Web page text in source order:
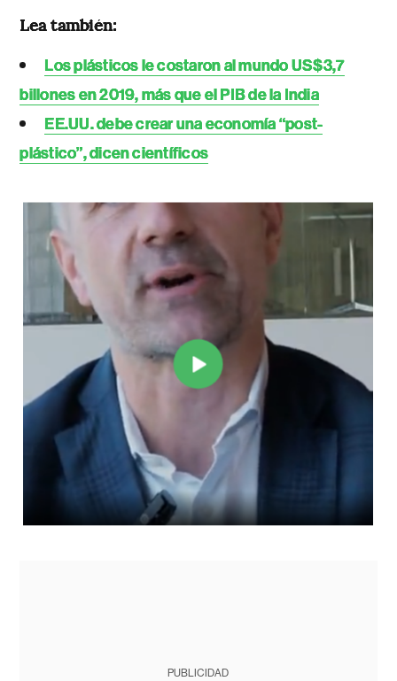
Lea también:
Los plásticos le costaron al mundo US$3,7
billones en 2019, más que el PIB de la India
EE.UU. debe crear una economía “post-
plástico”, dicen científicos
PUBLICIDAD